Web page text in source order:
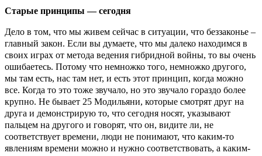
Старые принципы — сегодня
Дело в том, что мы живем сейчас в ситуации, что беззаконье –
главный закон. Если вы думаете, что мы далеко находимся в
своих играх от метода ведения гибридной войны, то вы очень
ошибаетесь. Потому что немножко того, немножко другого,
мы там есть, нас там нет, и есть этот принцип, когда можно
все. Когда то это тоже звучало, но это звучало гораздо более
крупно. Не бывает 25 Модильяни, которые смотрят друг на
друга и демонстрирую то, что сегодня носят, указывают
пальцем на другого и говорят, что он, видите ли, не
соответствует времени, люди не понимают, что каким-то
явлениям времени можно и нужно соответствовать, а каким-